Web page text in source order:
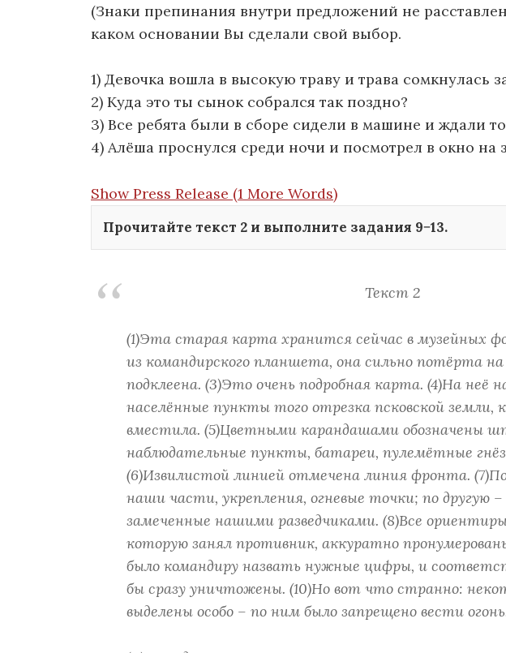
(Знаки препинания внутри предложений не
каком основании Вы сделали свой выбор.
1) Девочка вошла в высокую траву и трава сомкнулась
2) Куда это ты сынок собрался так поздно?
3) Все ребята были в сборе сидели в машине и ждали
4) Алёша проснулся среди ночи и посмотрел в окно на
Show Press Release (1 More Words)
Прочитайте текст 2 и выполните задания 9−13.
Текст 2
(1)Эта старая карта хранится сейчас в музейных
из командирского планшета, она сильно потёрта на
подклеена. (3)Это очень подробная карта. (4)На неё
населённые пункты того отрезка псковской земли,
вместила. (5)Цветными карандашами обозначены
наблюдательные пункты, батареи, пулемётные
(6)Извилистой линией отмечена линия фронта.
наши части, укрепления, огневые точки; по другую –
замеченные нашими разведчиками. (8)Все
которую занял противник, аккуратно
было командиру назвать нужные цифры, и
бы сразу уничтожены. (10)Но вот что странно:
выделены особо – по ним было запрещено вести